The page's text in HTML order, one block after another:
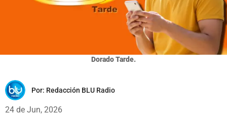
Dorado Tarde.
Por: Redacción BLU Radio
24 de Jun, 2026